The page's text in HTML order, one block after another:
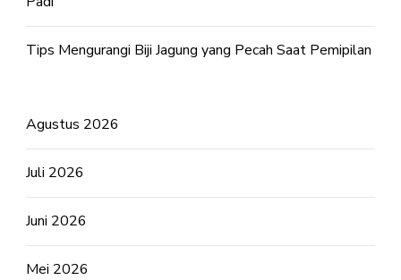
Tips Mengurangi Biji Jagung yang Pecah Saat Pemipilan
Agustus 2026
Juli 2026
Juni 2026
Mei 2026